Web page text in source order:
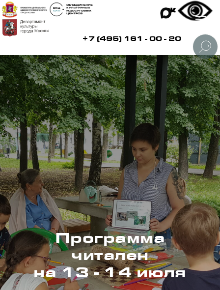
Программа
читален
на 13 - 14 июля